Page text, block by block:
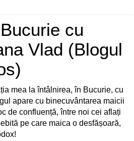
cu
Vlad (Blogul
mea la întâlnirea, în Bucurie, cu
apare cu binecuvântarea maicii
de confluență, între noi cei aflați
pe care maica o desfășoară,